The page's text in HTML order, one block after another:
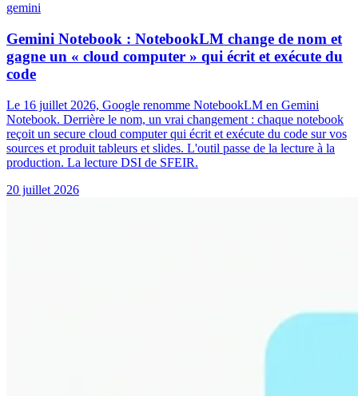
gemini
Gemini Notebook : NotebookLM change de nom et
gagne un « cloud computer » qui écrit et exécute du
code
Le 16 juillet 2026, Google renomme NotebookLM en Gemini
Notebook. Derrière le nom, un vrai changement : chaque notebook
reçoit un secure cloud computer qui écrit et exécute du code sur vos
sources et produit tableurs et slides. L'outil passe de la lecture à la
production. La lecture DSI de SFEIR.
20 juillet 2026